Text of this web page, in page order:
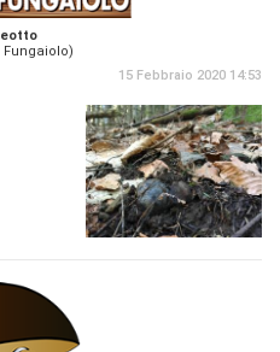
Fungaiolo)
15 Febbraio 2020 14:53